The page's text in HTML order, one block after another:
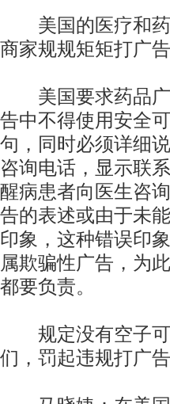
美国的医疗和药
商家规规矩矩打广
美国要求药品广
告中不得使用安全
句，同时必须详细
咨询电话，显示联
醒病患者向医生咨
告的表述或由于未
印象，这种错误印
属欺骗性广告，为
都要负责。
规定没有空子可
们，罚起违规打广